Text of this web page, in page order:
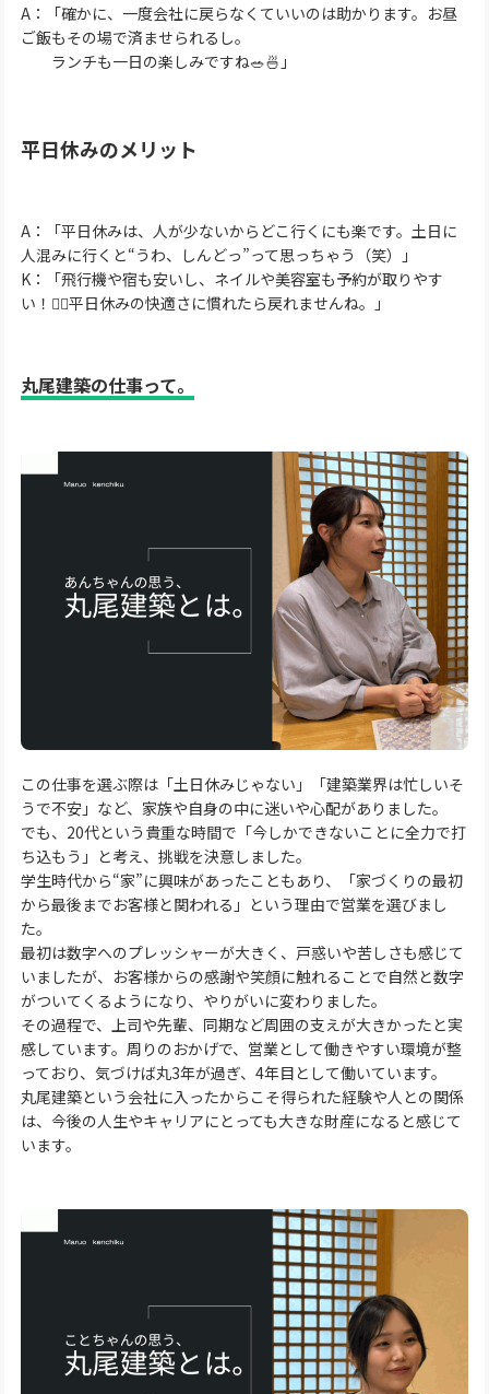
A：「確かに、一度会社に戻らなくていいのは助かります。お昼
ご飯もその場で済ませられるし。
ランチも一日の楽しみですね🥗🍜」
平日休みのメリット
A：「平日休みは、人が少ないからどこ行くにも楽です。土日に
人混みに行くと“うわ、しんどっ”って思っちゃう（笑）」
K：「飛行機や宿も安いし、ネイルや美容室も予約が取りやす
い！💇‍♀️平日休みの快適さに慣れたら戻れませんね。」
丸尾建築の仕事って。
この仕事を選ぶ際は「土日休みじゃない」「建築業界は忙しいそ
うで不安」など、家族や自身の中に迷いや心配がありました。
でも、20代という貴重な時間で「今しかできないことに全力で打
ち込もう」と考え、挑戦を決意しました。
学生時代から“家”に興味があったこともあり、「家づくりの最初
から最後までお客様と関われる」という理由で営業を選びまし
た。
最初は数字へのプレッシャーが大きく、戸惑いや苦しさも感じて
いましたが、お客様からの感謝や笑顔に触れることで自然と数字
がついてくるようになり、やりがいに変わりました。
その過程で、上司や先輩、同期など周囲の支えが大きかったと実
感しています。周りのおかげで、営業として働きやすい環境が整
っており、気づけば丸3年が過ぎ、4年目として働いています。
丸尾建築という会社に入ったからこそ得られた経験や人との関係
は、今後の人生やキャリアにとっても大きな財産になると感じて
います。